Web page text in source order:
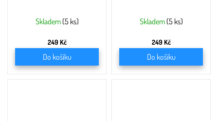
Skladem (5 ks)
249 Kč
Do košíku
Skladem (5 ks)
249 Kč
Do košíku